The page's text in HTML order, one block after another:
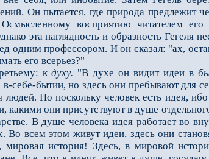
Он пытается, где природа предлежит
восприятию читателем
эта наглядность и образность Гегеля
одним профессором. И он сказал: "ах,
его всерьез?"
кдуху. "В духе он видит идеи в
в-себе-бытии, но здесь они пребывают для
Но поскольку человек есть идея,
какими они присутствуют в душе
В душе человека идея работает во
Во всем этом живут идеи, здесь они
история! Здесь, в мировой